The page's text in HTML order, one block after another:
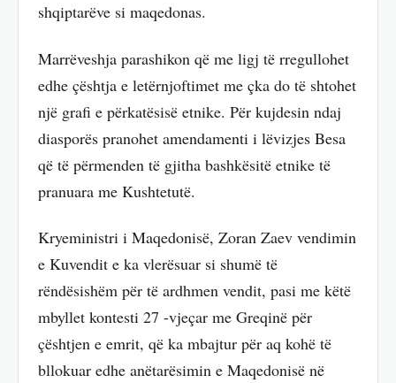
shqiptarëve si maqedonas.
Marrëveshja parashikon që me ligj të rregullohet
edhe çështja e letërnjoftimet me çka do të shtohet
një grafi e përkatësisë etnike. Për kujdesin ndaj
diasporës pranohet amendamenti i lëvizjes Besa
që të përmenden të gjitha bashkësitë etnike të
pranuara me Kushtetutë.
Kryeministri i Maqedonisë, Zoran Zaev vendimin
e Kuvendit e ka vlerësuar si shumë të
rëndësishëm për të ardhmen vendit, pasi me këtë
mbyllet kontesti 27 -vjeçar me Greqinë për
çështjen e emrit, që ka mbajtur për aq kohë të
bllokuar edhe anëtarësimin e Maqedonisë në